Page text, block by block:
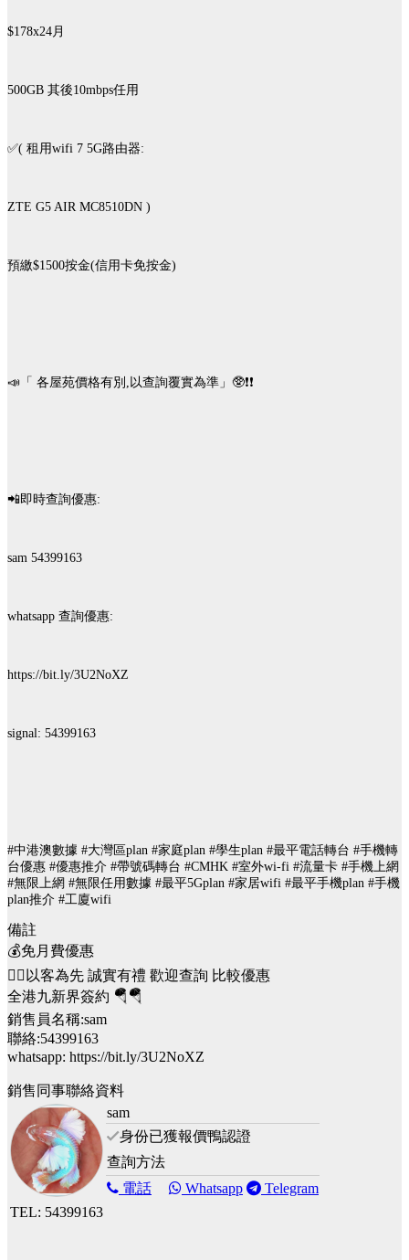
$178x24月
500GB 其後10mbps任用
✅( 租用wifi 7 5G路由器:
ZTE G5 AIR MC8510DN )
預繳$1500按金(信用卡免按金)
📣「 各屋苑價格有別,以查詢覆實為準」🥸❗️❗️
📲即時查詢優惠:
sam 54399163
whatsapp 查詢優惠:
https://bit.ly/3U2NoXZ
signal: 54399163
#中港澳數據 #大灣區plan #家庭plan #學生plan #最平電話轉台 #手機轉
台優惠 #優惠推介 #帶號碼轉台 #CMHK #室外wi-fi #流量卡 #手機上網
#無限上網 #無限任用數據 #最平5Gplan #家居wifi #最平手機plan #手機
plan推介 #工廈wifi
備註
💰免月費優惠
🙇‍♂️以客為先 誠實有禮 歡迎查詢 比較優惠
全港九新界簽約 🪂🪂
銷售員名稱:sam
聯絡:54399163
whatsapp: https://bit.ly/3U2NoXZ
銷售同事聯絡資料
sam
身份已獲報價鴨認證
查詢方法
電話
Whatsapp
Telegram
TEL: 54399163